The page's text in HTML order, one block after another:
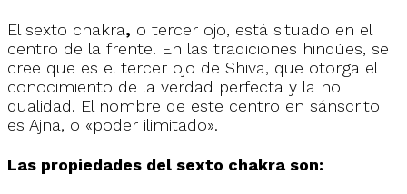
El sexto chakra, o tercer ojo, está situado en el
centro de la frente. En las tradiciones hindúes, se
cree que es el tercer ojo de Shiva, que otorga el
conocimiento de la verdad perfecta y la no
dualidad. El nombre de este centro en sánscrito
es Ajna, o «poder ilimitado».
Las propiedades del sexto chakra son: